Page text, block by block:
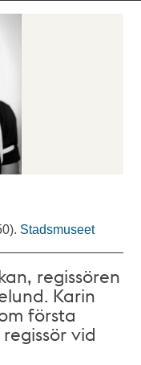
Stadsmuseet
regissören
Karin
första
vid